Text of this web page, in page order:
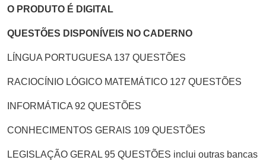
O PRODUTO É DIGITAL
QUESTÕES DISPONÍVEIS NO CADERNO
LÍNGUA PORTUGUESA 137 QUESTÕES
RACIOCÍNIO LÓGICO MATEMÁTICO 127 QUESTÕES
INFORMÁTICA 92 QUESTÕES
CONHECIMENTOS GERAIS 109 QUESTÕES
LEGISLAÇÃO GERAL 95 QUESTÕES inclui outras bancas